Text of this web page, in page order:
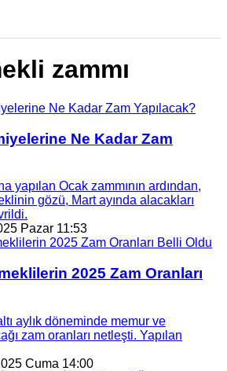
zammı
Ne Kadar Zam
yapılan Ocak zammının ardından,
gözü, Mart ayında alacakları
Pazar 11:53
2025 Zam Oranları
aylık döneminde memur ve
zam oranları netleşti. Yapılan
Cuma 14:00